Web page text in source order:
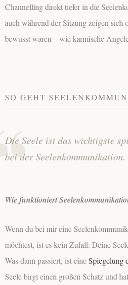
Channelling direkt tiefer in die
auch während der Sitzung zeigen
bewusst waren – wie karmische
SO GEHT
Die Seele ist das wichtigste
bei der Seelenkommunikation.
Wie funktioniert
Wenn du bei mir eine
möchtest, ist es kein Zufall: Deine
Was dann passiert, ist eineSpiegelung
Seele birgt einen großen Schatz und